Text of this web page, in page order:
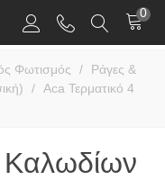
0
Φωτισμός /
Ράγες &
/ Aca Τερματικό 4
Καλωδίων